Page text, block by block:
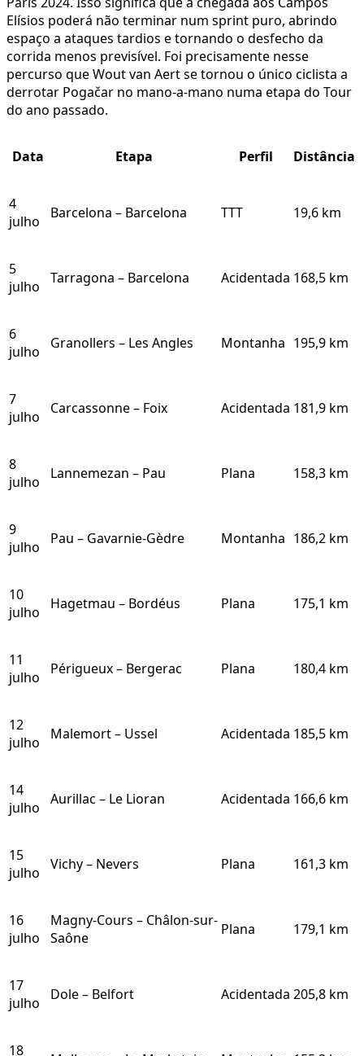
Elísios poderá não terminar num sprint puro, abrindo
espaço a ataques tardios e tornando o desfecho da
corrida menos previsível. Foi precisamente nesse
percurso que Wout van Aert se tornou o único ciclista a
derrotar Pogačar no mano-a-mano numa etapa do Tour
do ano passado.
Data Etapa Perfil Distância
4
julho
Barcelona – Barcelona TTT 19,6 km
5
julho
Tarragona – Barcelona Acidentada 168,5 km
6
julho
Granollers – Les Angles Montanha 195,9 km
7
julho
Carcassonne – Foix Acidentada 181,9 km
8
julho
Lannemezan – Pau Plana 158,3 km
9
julho
Pau – Gavarnie-Gèdre Montanha 186,2 km
10
julho
Hagetmau – Bordéus Plana 175,1 km
11
julho
Périgueux – Bergerac Plana 180,4 km
12
julho
Malemort – Ussel Acidentada 185,5 km
14
julho
Aurillac – Le Lioran Acidentada 166,6 km
15
julho
Vichy – Nevers Plana 161,3 km
16
julho
Magny-Cours – Châlon-sur-
Saône
Plana 179,1 km
17
julho
Dole – Belfort Acidentada 205,8 km
18